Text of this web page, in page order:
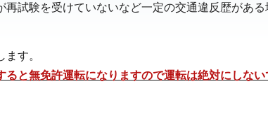
試験を受けていないなど一定の交通違反歴があ
す。
と無免許運転になりますので運転は絶対にしない